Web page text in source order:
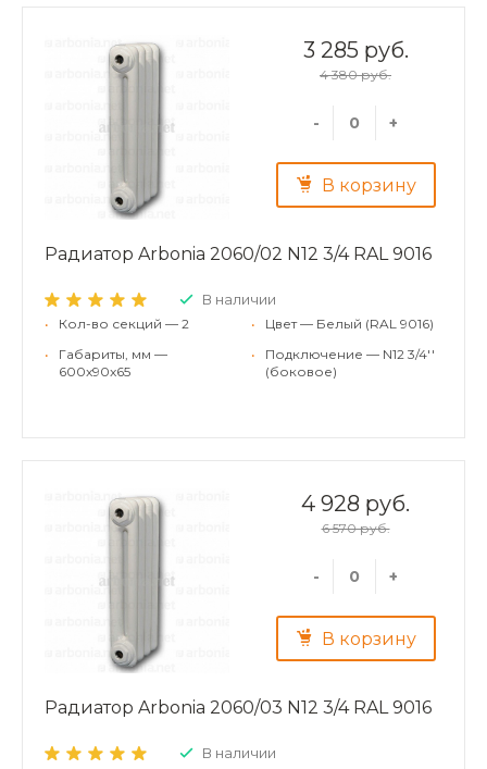
3 285 руб.
4 380 руб.
- +
В корзину
Радиатор Arbonia 2060/02 N12 3/4 RAL 9016
В наличии
•
Кол-во секций — 2
•
Габариты, мм —
600x90x65
•
Цвет — Белый (RAL 9016)
•
Подключение — N12 3/4''
(боковое)
4 928 руб.
6 570 руб.
- +
В корзину
Радиатор Arbonia 2060/03 N12 3/4 RAL 9016
В наличии